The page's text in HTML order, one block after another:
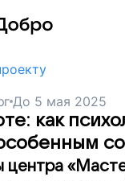
До 5 мая 2025
как
центра